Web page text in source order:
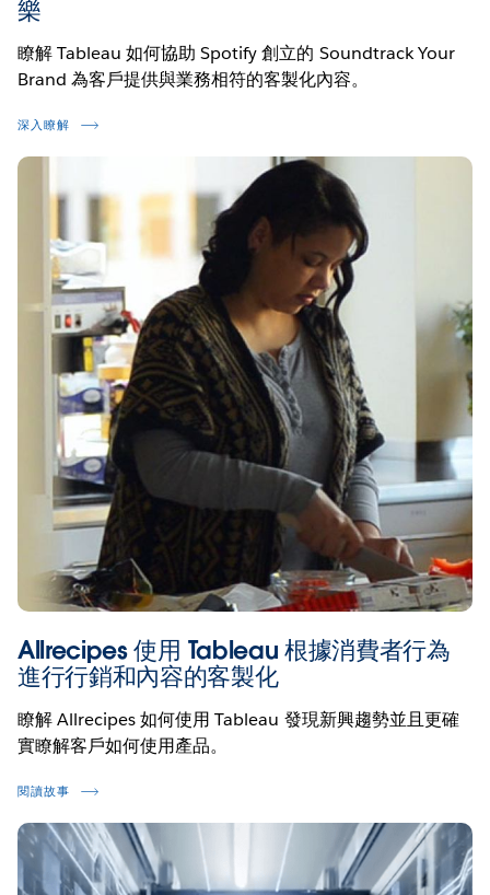
樂
瞭解 Tableau 如何協助 Spotify 創立的 Soundtrack Your
Brand 為客戶提供與業務相符的客製化內容。
深入瞭解
Allrecipes 使用 Tableau 根據消費者行為
進行行銷和內容的客製化
瞭解 Allrecipes 如何使用 Tableau 發現新興趨勢並且更確
實瞭解客戶如何使用產品。
閱讀故事